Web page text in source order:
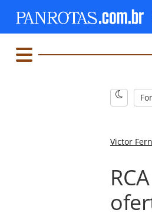
Victor